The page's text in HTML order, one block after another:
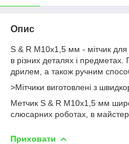
Опис
S & R M10x1,5 мм - мітчик для
в різних деталях і
дрилем, а також ручним
>Мітчики виготовлені з
Метчик S & R M10x1,5 мм
слюсарних роботах, в
Приховати